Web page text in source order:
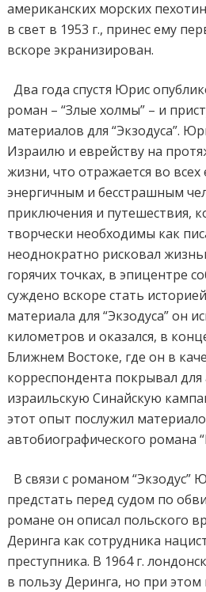
американских морских
в свет в 1953 г., принес ему
вскоре экранизирован.
Два года спустя Юрис
роман – “Злые холмы” – и
материалов для “Экзодуса”.
Израилю и еврейству на
жизни, что отражается во всех
энергичным и бесстрашным
приключения и путешествия,
творчески необходимы как
неоднократно рисковал
горячих точках, в эпицентре
суждено вскоре стать
материала для “Экзодуса” он
километров и оказался, в
Ближнем Востоке, где он в
корреспондента покрывал
израильскую Синайскую
этот опыт послужил
автобиографического романа
В связи с романом “Экзодус”
предстать перед судом по
романе он описал польского
Деринга как сотрудника
преступника. В 1964 г.
в пользу Деринга, но при этом